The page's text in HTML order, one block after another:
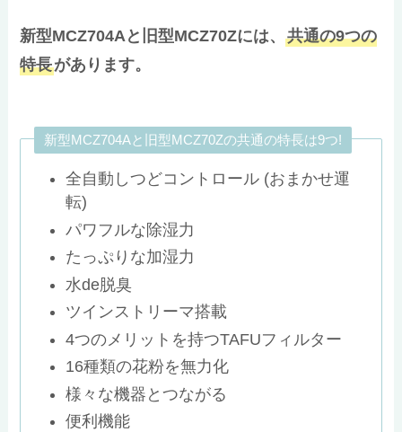
新型MCZ704Aと旧型MCZ70Zには、共通の9つの
特長があります。
新型MCZ704Aと旧型MCZ70Zの共通の特長は9つ!
全自動しつどコントロール (おまかせ運
転)
パワフルな除湿力
たっぷりな加湿力
水de脱臭
ツインストリーマ搭載
4つのメリットを持つTAFUフィルター
16種類の花粉を無力化
様々な機器とつながる
便利機能